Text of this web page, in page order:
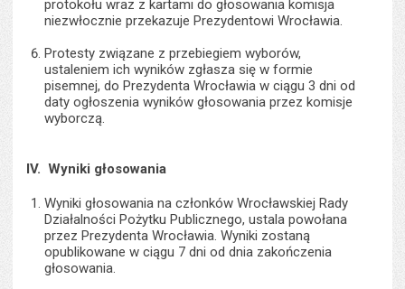
protokołu wraz z kartami do głosowania komisja
niezwłocznie przekazuje Prezydentowi Wrocławia.
Protesty związane z przebiegiem wyborów,
ustaleniem ich wyników zgłasza się w formie
pisemnej, do Prezydenta Wrocławia w ciągu 3 dni od
daty ogłoszenia wyników głosowania przez komisje
wyborczą.
IV. Wyniki głosowania
Wyniki głosowania na członków Wrocławskiej Rady
Działalności Pożytku Publicznego, ustala powołana
przez Prezydenta Wrocławia. Wyniki zostaną
opublikowane w ciągu 7 dni od dnia zakończenia
głosowania.